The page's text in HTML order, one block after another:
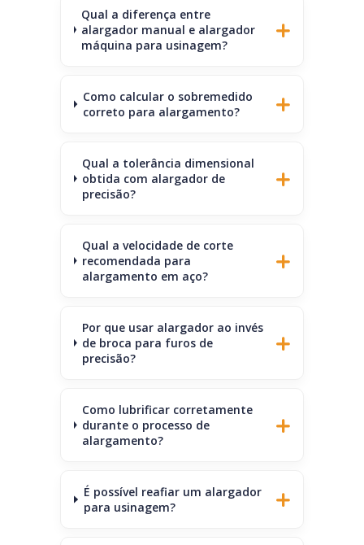
Qual a diferença entre
alargador manual e alargador
máquina para usinagem?
Como calcular o sobremedido
correto para alargamento?
Qual a tolerância dimensional
obtida com alargador de
precisão?
Qual a velocidade de corte
recomendada para
alargamento em aço?
Por que usar alargador ao invés
de broca para furos de
precisão?
Como lubrificar corretamente
durante o processo de
alargamento?
É possível reafiar um alargador
para usinagem?